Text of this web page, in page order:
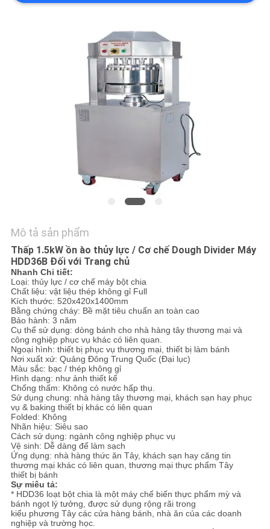
VR
SƠ
ĐỒ
TRANG
WEB
PRIVACY
POLICY
Mô tả sản phẩm
Thấp 1.5kW ồn ào thủy lực / Cơ chế Dough Divider Máy
HDD36B Đối với Trang chủ
Nhanh Chi tiết:
Loại: thủy lực / cơ chế máy bột chia
Chất liệu: vật liệu thép không gỉ Full
Kích thước: 520x420x1400mm
Bằng chứng cháy: Bề mặt tiêu chuẩn an toàn cao
Bảo hành: 3 năm
Cụ thể sử dụng: dòng bánh cho nhà hàng tây thương mại và
công nghiệp phục vụ khác có liên quan.
Ngoại hình: thiết bị phục vụ thương mại, thiết bị làm bánh
Nơi xuất xứ: Quảng Đông Trung Quốc (Đại lục)
Màu sắc: bạc / thép không gỉ
Hình dạng: như ảnh thiết kế
Chống thấm: Không có nước hấp thụ.
Sử dụng chung: nhà hàng tây thương mại, khách sạn hay phục
vụ & baking thiết bị khác có liên quan
Folded: Không
Nhãn hiệu: Siêu sao
Cách sử dụng: ngành công nghiệp phục vụ
Vệ sinh: Dễ dàng để làm sạch
Ứng dụng: nhà hàng thức ăn Tây, khách sạn hay căng tin
thương mại khác có liên quan, thương mại thực phẩm Tây
thiết bị bánh
Sự miêu tả:
* HDD36 loạt bột chia là một máy chế biến thực phẩm mỳ và
bánh ngọt lý tưởng, được sử dụng rộng rãi trong
kiểu phương Tây các cửa hàng bánh, nhà ăn của các doanh
nghiệp và trường học.